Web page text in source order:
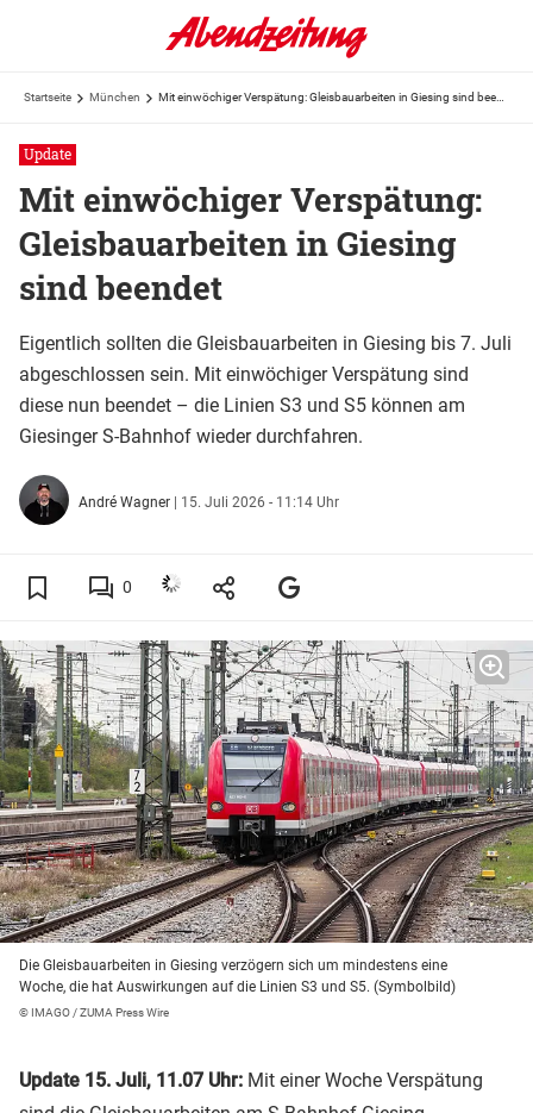
Startseite München
Update
Mit einwöchiger Verspätung:
Gleisbauarbeiten in Giesing
sind beendet
Eigentlich sollten die Gleisbauarbeiten in Giesing bis 7. Juli
abgeschlossen sein. Mit einwöchiger Verspätung sind
diese nun beendet – die Linien S3 und S5 können am
Giesinger S-Bahnhof wieder durchfahren.
André Wagner | 15. Juli 2026 - 11:14 Uhr
0
Die Gleisbauarbeiten in Giesing verzögern sich um mindestens eine
Woche, die hat Auswirkungen auf die Linien S3 und S5. (Symbolbild)
© IMAGO / ZUMA Press Wire
Update 15. Juli, 11.07 Uhr: Mit einer Woche Verspätung